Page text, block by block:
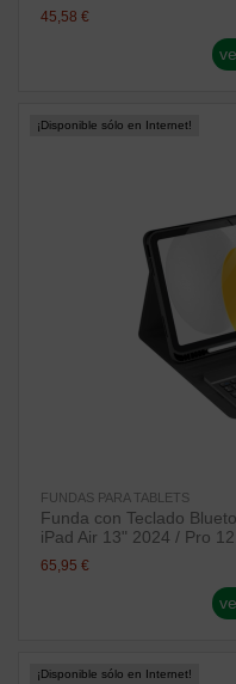
45,58 €
¡Disponible sólo en Internet!
FUNDAS PARA TABLETS
Funda con Teclado
iPad Air 13" 2024 / Pro
65,95 €
¡Disponible sólo en Internet!